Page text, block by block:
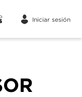
Iniciar sesión